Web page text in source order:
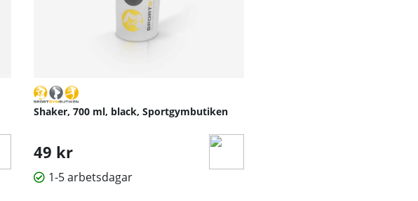
Shaker, 700 ml, black, Sportgymbutiken
49 kr
1-5 arbetsdagar